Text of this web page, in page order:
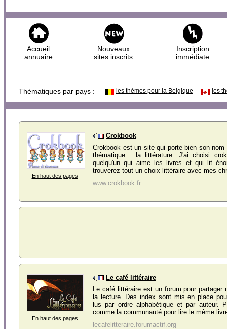
Accueil
annuaire
Nouveaux
sites inscrits
Inscription
immédiate
Thématiques par pays : les thèmes pour la Belgique les
En haut des pages
Crokbook
Crokbook est un site qui porte bien son nom
thématique : la littérature. J'ai choisi
quelqu'un qui aime les livres et qui lit
trouverez tout un choix littéraire avec mes
www.crokbook.fr
En haut des pages
Le café littéraire
Le café littéraire est un forum pour partager
la lecture. Des index sont mis en place
lus par ordre alphabétique et par auteur.
comme la communauté pour lire le même
lecafelitteraire.forumactif.org